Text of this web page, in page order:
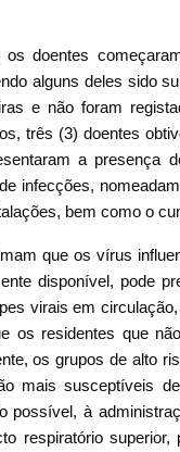
doentes
alguns deles sido
e não foram
três (3) doentes
a presença
infecções,
bem como o
que os vírus
disponível, pode
virais em
os residentes que
os grupos de alto
mais susceptíveis
possível, à
respiratório